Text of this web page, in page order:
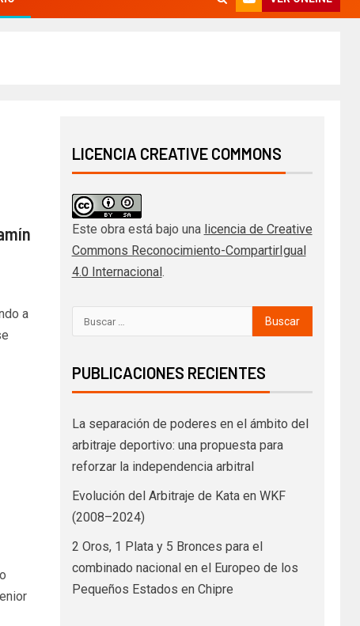
a
LICENCIA CREATIVE COMMONS
Este obra está bajo una licencia de Creative
Commons Reconocimiento-CompartirIgual
4.0 Internacional.
PUBLICACIONES RECIENTES
La separación de poderes en el ámbito del
arbitraje deportivo: una propuesta para
reforzar la independencia arbitral
Evolución del Arbitraje de Kata en WKF
(2008–2024)
2 Oros, 1 Plata y 5 Bronces para el
combinado nacional en el Europeo de los
Pequeños Estados en Chipre